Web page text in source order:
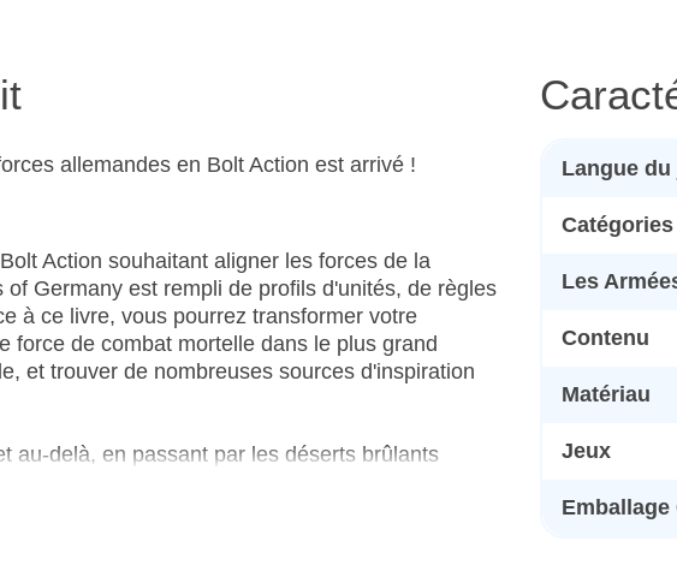
allemandes en Bolt Action est arrivé !
Action souhaitant aligner les forces de la
Germany est rempli de profils d'unités, de règles
à ce livre, vous pourrez transformer votre
force de combat mortelle dans le plus grand
et trouver de nombreuses sources d'inspiration
au-delà, en passant par les déserts brûlants
Bolt Action pour n'importe quelle période et
l'ensemble de la vaste machine de
Langue du
Catégories
Les
Contenu
Matériau
Jeux